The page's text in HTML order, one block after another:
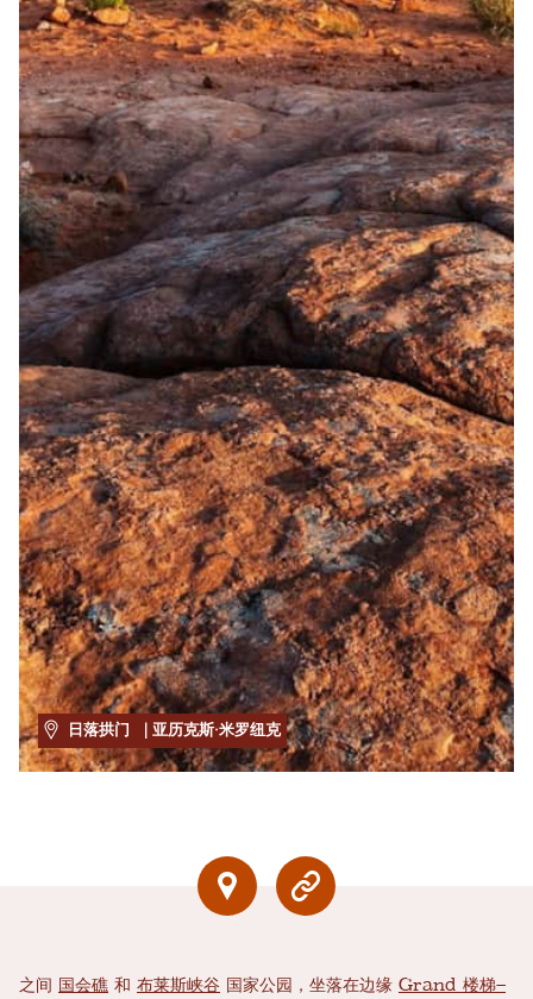
日落拱门 | 亚历克斯·米罗纽克
之间 国会礁 和 布莱斯峡谷 国家公园，坐落在边缘 Grand 楼梯–